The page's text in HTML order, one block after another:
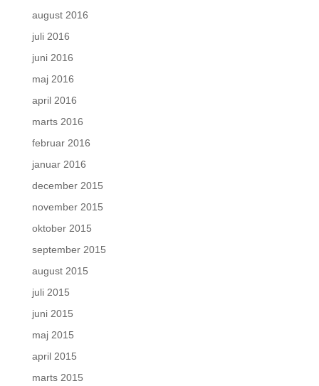
august 2016
juli 2016
juni 2016
maj 2016
april 2016
marts 2016
februar 2016
januar 2016
december 2015
november 2015
oktober 2015
september 2015
august 2015
juli 2015
juni 2015
maj 2015
april 2015
marts 2015